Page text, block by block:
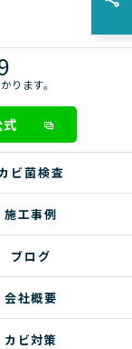
ります。
式
ビ菌検査
施工事例
ブログ
会社概要
カビ対策